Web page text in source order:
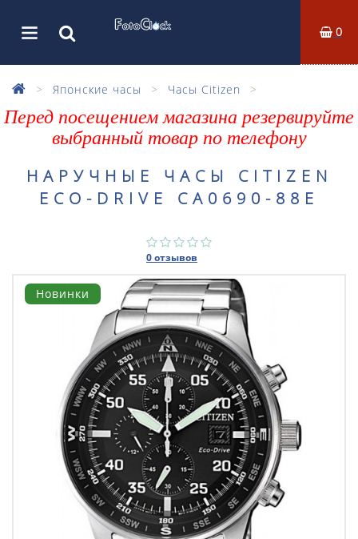
0
Японские часы Часы Citizen
Перед посещением магазина резервируйте
выбранный товар по телефону
НАРУЧНЫЕ ЧАСЫ CITIZEN
ECO-DRIVE CA0690-88E
0 отзывов
Новинки